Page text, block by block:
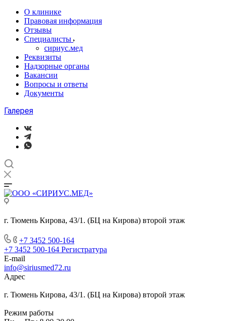
О клинике
Правовая информация
Отзывы
Специалисты
сириус.мед
Реквизиты
Надзорные органы
Вакансии
Вопросы и ответы
Документы
Галерея
г. Тюмень Кирова, 43/1. (БЦ на Кирова) второй этаж
+7 3452 500-164
+7 3452 500-164 Регистратура
E-mail
info@siriusmed72.ru
Адрес
г. Тюмень Кирова, 43/1. (БЦ на Кирова) второй этаж
Режим работы